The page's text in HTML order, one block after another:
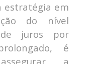
estratégia em
do nível
juros por
é
a